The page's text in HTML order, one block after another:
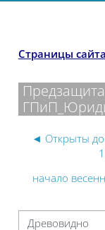
Страницы сайта
◄ Открыты
начало